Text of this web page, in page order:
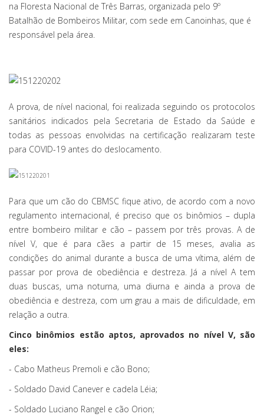
na Floresta Nacional de Três Barras, organizada pelo 9º
Batalhão de Bombeiros Militar, com sede em Canoinhas, que é
responsável pela área.
A prova, de nível nacional, foi realizada seguindo os protocolos
sanitários indicados pela Secretaria de Estado da Saúde e
todas as pessoas envolvidas na certificação realizaram teste
para COVID-19 antes do deslocamento.
Para que um cão do CBMSC fique ativo, de acordo com a novo
regulamento internacional, é preciso que os binômios – dupla
entre bombeiro militar e cão – passem por três provas. A de
nível V, que é para cães a partir de 15 meses, avalia as
condições do animal durante a busca de uma vítima, além de
passar por prova de obediência e destreza. Já a nível A tem
duas buscas, uma noturna, uma diurna e ainda a prova de
obediência e destreza, com um grau a mais de dificuldade, em
relação a outra.
Cinco binômios estão aptos, aprovados no nível V, são
eles:
- Cabo Matheus Premoli e cão Bono;
- Soldado David Canever e cadela Léia;
- Soldado Luciano Rangel e cão Orion;